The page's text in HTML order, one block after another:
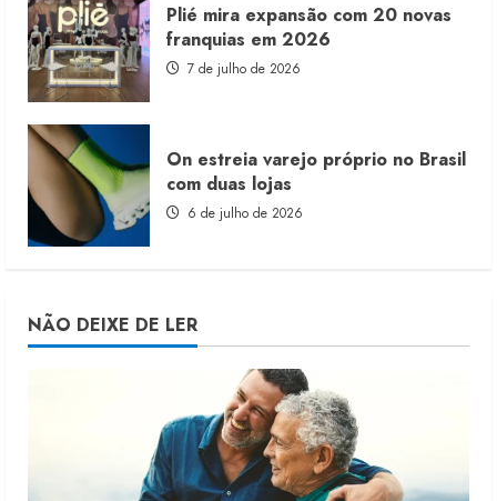
Plié mira expansão com 20 novas
franquias em 2026
7 de julho de 2026
On estreia varejo próprio no Brasil
com duas lojas
6 de julho de 2026
NÃO DEIXE DE LER